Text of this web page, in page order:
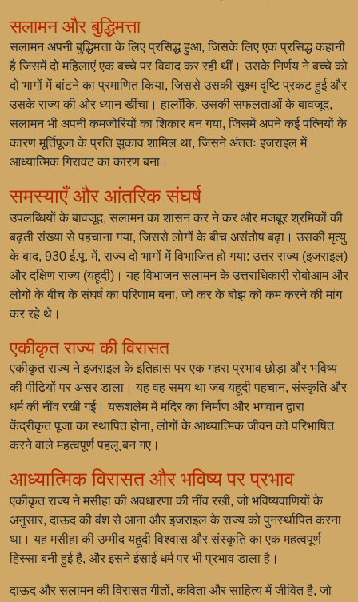
सलामन और बुद्धिमत्ता
सलामन अपनी बुद्धिमत्ता के लिए प्रसिद्ध हुआ, जिसके लिए एक प्रसिद्ध कहानी
है जिसमें दो महिलाएं एक बच्चे पर विवाद कर रही थीं। उसके निर्णय ने बच्चे को
दो भागों में बांटने का प्रमाणित किया, जिससे उसकी सूक्ष्म दृष्टि प्रकट हुई और
उसके राज्य की ओर ध्यान खींचा। हालाँकि, उसकी सफलताओं के बावजूद,
सलामन भी अपनी कमजोरियों का शिकार बन गया, जिसमें अपने कई पत्नियों के
कारण मूर्तिपूजा के प्रति झुकाव शामिल था, जिसने अंततः इजराइल में
आध्यात्मिक गिरावट का कारण बना।
समस्याएँ और आंतरिक संघर्ष
उपलब्धियों के बावजूद, सलामन का शासन कर ने कर और मजबूर श्रमिकों की
बढ़ती संख्या से पहचाना गया, जिससे लोगों के बीच असंतोष बढ़ा। उसकी मृत्यु
के बाद, 930 ई.पू. में, राज्य दो भागों में विभाजित हो गया: उत्तर राज्य (इजराइल)
और दक्षिण राज्य (यहूदी)। यह विभाजन सलामन के उत्तराधिकारी रोबोआम और
लोगों के बीच के संघर्ष का परिणाम बना, जो कर के बोझ को कम करने की मांग
कर रहे थे।
एकीकृत राज्य की विरासत
एकीकृत राज्य ने इजराइल के इतिहास पर एक गहरा प्रभाव छोड़ा और भविष्य
की पीढ़ियों पर असर डाला। यह वह समय था जब यहूदी पहचान, संस्कृति और
धर्म की नींव रखी गई। यरूशलेम में मंदिर का निर्माण और भगवान द्वारा
केंद्रीकृत पूजा का स्थापित होना, लोगों के आध्यात्मिक जीवन को परिभाषित
करने वाले महत्वपूर्ण पहलू बन गए।
आध्यात्मिक विरासत और भविष्य पर प्रभाव
एकीकृत राज्य ने मसीहा की अवधारणा की नींव रखी, जो भविष्यवाणियों के
अनुसार, दाऊद की वंश से आना और इजराइल के राज्य को पुनर्स्थापित करना
था। यह मसीहा की उम्मीद यहूदी विश्वास और संस्कृति का एक महत्वपूर्ण
हिस्सा बनी हुई है, और इसने ईसाई धर्म पर भी प्रभाव डाला है।
दाऊद और सलामन की विरासत गीतों, कविता और साहित्य में जीवित है, जो